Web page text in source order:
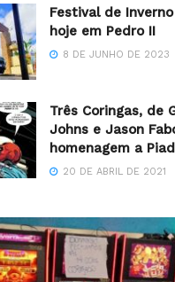
Festival de
hoje em Pedro II
8 DE JUNHO DE 2023
Três Coringas, de
Johns e Jason
homenagem a
20 DE ABRIL DE 2021